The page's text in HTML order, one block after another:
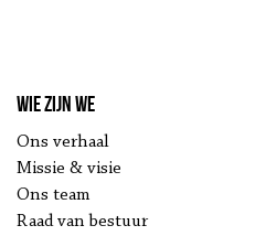
Wie zijn we
Ons verhaal
Missie & visie
Ons team
Raad van bestuur